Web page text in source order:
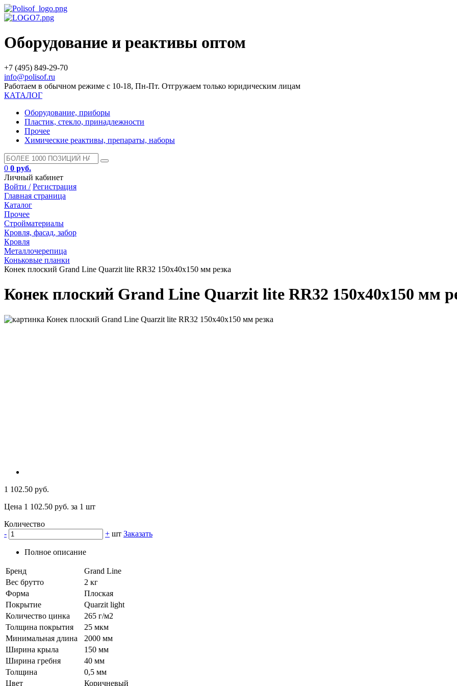
Оборудование и реактивы оптом
+7 (495) 849-29-70
info@polisof.ru
Работаем в обычном режиме с 10-18, Пн-Пт. Отгружаем только юридическим лицам
КАТАЛОГ
Оборудование, приборы
Пластик, стекло, принадлежности
Прочее
Химические реактивы, препараты, наборы
0 0 руб.
Личный кабинет
Войти / Регистрация
Главная страница
Каталог
Прочее
Стройматериалы
Кровля, фасад, забор
Кровля
Металлочерепица
Коньковые планки
Конек плоский Grand Line Quarzit lite RR32 150х40х150 мм резка
Конек плоский Grand Line Quarzit lite RR32 150х40х150 мм
1 102.50 руб.
Цена 1 102.50 руб. за 1 шт
Количество
-
+ шт Заказать
Полное описание
Бренд
Grand Line
Вес брутто
2 кг
Форма
Плоская
Покрытие
Quarzit light
Количество цинка
265 г/м2
Толщина покрытия
25 мкм
Минимальная длина
2000 мм
Ширина крыла
150 мм
Ширина гребня
40 мм
Толщина
0,5 мм
Цвет
Коричневый